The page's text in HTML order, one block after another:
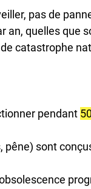
pas de
an, quelles que
catastrophe
pendant
sont